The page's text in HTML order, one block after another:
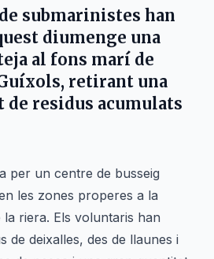
submarinistes han
diumenge una
al fons marí de
, retirant una
de residus acumulats
per un centre de busseig
les zones properes a la
riera. Els voluntaris han
de deixalles, des de llaunes i